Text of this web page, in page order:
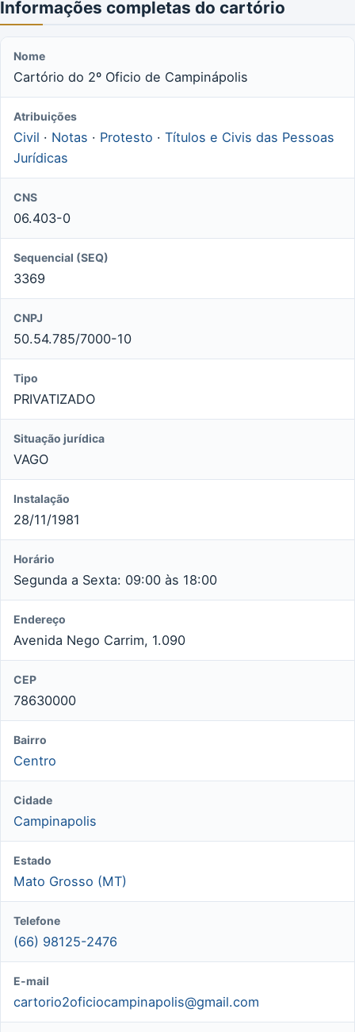
Informações completas do cartório
Nome
Cartório do 2º Oficio de Campinápolis
Atribuições
Civil · Notas · Protesto · Títulos e Civis das Pessoas
Jurídicas
CNS
06.403-0
Sequencial (SEQ)
3369
CNPJ
50.54.785/7000-10
Tipo
PRIVATIZADO
Situação jurídica
VAGO
Instalação
28/11/1981
Horário
Segunda a Sexta: 09:00 às 18:00
Endereço
Avenida Nego Carrim, 1.090
CEP
78630000
Bairro
Centro
Cidade
Campinapolis
Estado
Mato Grosso (MT)
Telefone
(66) 98125-2476
E-mail
cartorio2oficiocampinapolis@gmail.com